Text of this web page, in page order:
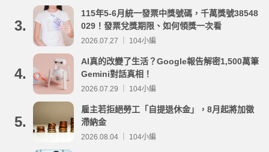
3.
115年5-6月統一發票中獎號碼，千萬獎號38548
029！發票兌獎期限、如何領獎一次看
2026.07.27 ｜ 104小編
4.
AI真的改變了生活？Google報告解密1,500萬筆
Gemini對話真相！
2026.07.29 ｜ 104小編
5.
雇主若拒絕勞工「自提退休金」，8月起將加徵
滯納金
2026.08.04 ｜ 104小編